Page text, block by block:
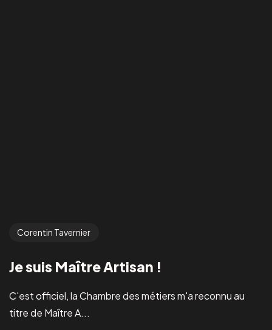
Corentin Tavernier
Je suis Maître Artisan !
C'est officiel, la Chambre des métiers m'a reconnu au
titre de Maître A...